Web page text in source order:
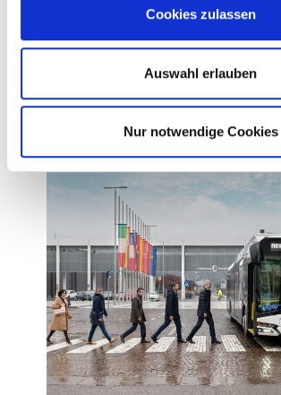
Cookies zulassen
Auswahl erlauben
Nur notwendige Cookies